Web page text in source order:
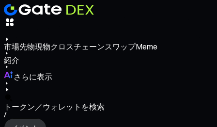
市場先物現物クロスチェーンスワップMeme
紹介
さらに表示
トークン／ウォレットを検索
/